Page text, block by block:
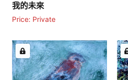
我的未來
Price: Private